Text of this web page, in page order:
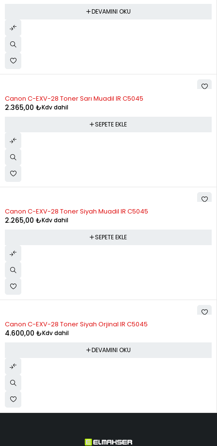
DEVAMINI OKU
Canon C-EXV-28 Toner Sarı Muadil IR C5045
2.365,00 ₺Kdv dahil
SEPETE EKLE
Canon C-EXV-28 Toner Siyah Muadil IR C5045
2.265,00 ₺Kdv dahil
SEPETE EKLE
Canon C-EXV-28 Toner Siyah Orjinal IR C5045
4.600,00 ₺Kdv dahil
DEVAMINI OKU